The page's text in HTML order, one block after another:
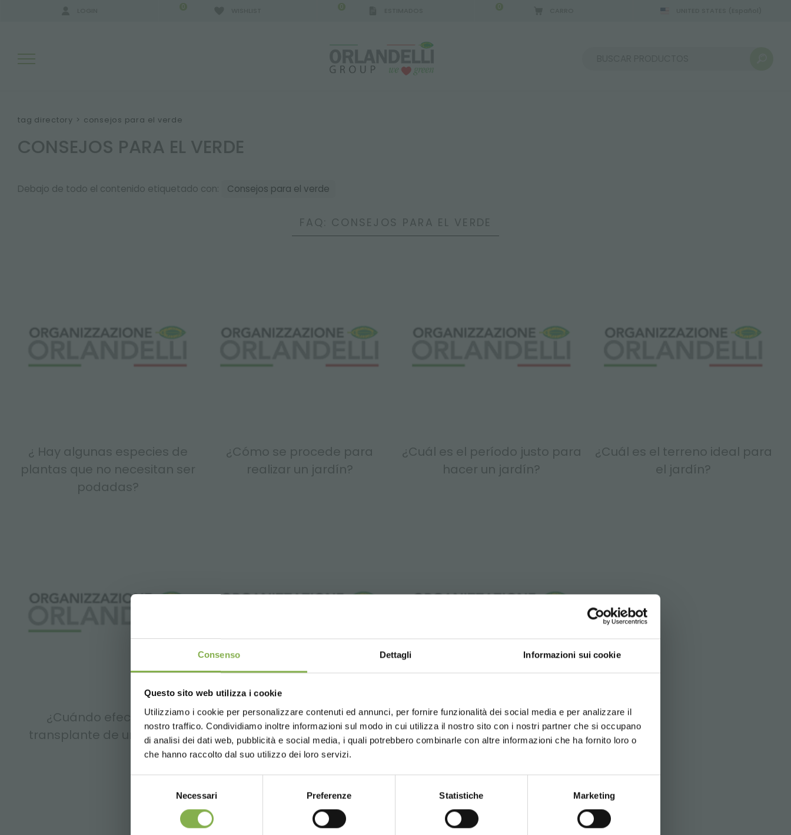
Consenso Dettagli Informazioni sui cookie
Questo sito web utilizza i cookie
Utilizziamo i cookie per personalizzare contenuti ed annunci, per fornire funzionalità dei social media e per analizzare il
nostro traffico. Condividiamo inoltre informazioni sul modo in cui utilizza il nostro sito con i nostri partner che si occupano
di analisi dei dati web, pubblicità e social media, i quali potrebbero combinarle con altre informazioni che ha fornito loro o
che hanno raccolto dal suo utilizzo dei loro servizi.
Necessari Preferenze Statistiche Marketing
0 0 0
RESULTADOS DE LA BÚSQUEDA:
tag directory > consejos para el verde
CONSEJOS PARA EL VERDE
Debajo de todo el contenido etiquetado con: Consejos para el verde
FAQ: CONSEJOS PARA EL VERDE
¿ Hay algunas especies de
plantas que no necesitan ser
podadas?
¿Cómo se procede para
realizar un jardín?
¿Cuál es el período justo para
hacer un jardín?
¿Cuál es el terreno ideal para
el jardín?
¿Cuándo efectuar el
transplante de un bonsai?
Cómo se realiza la poda de
las rosas?
Cuáles son las plantas y las
flores para tener lejos de los
de niños?
FAQ BÚSQUEDAS PRINCIPALES TAG DIRECTORY SITEMAP
UNITED STATES ENGLISH
CONTINUE